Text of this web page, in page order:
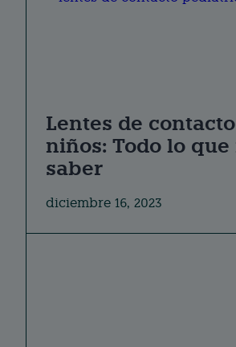
Lentes de
niños: Todo lo
saber
diciembre 16, 2023